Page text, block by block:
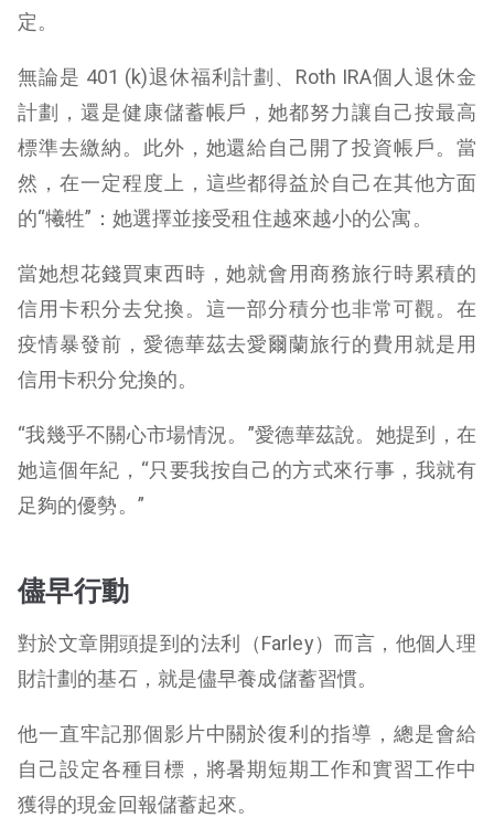
定。
無論是 401 (k)退休福利計劃、Roth IRA個人退休金
計劃，還是健康儲蓄帳戶，她都努力讓自己按最高
標準去繳納。此外，她還給自己開了投資帳戶。當
然，在一定程度上，這些都得益於自己在其他方面
的“犧牲”：她選擇並接受租住越來越小的公寓。
當她想花錢買東西時，她就會用商務旅行時累積的
信用卡积分去兌換。這一部分積分也非常可觀。在
疫情暴發前，愛德華茲去愛爾蘭旅行的費用就是用
信用卡积分兌換的。
“我幾乎不關心市場情​​況。”愛德華茲說。她提到，在
她這個年紀，“只要我按自己的方式來行事，我就有
足夠的優勢。”
儘早行動
對於文章開頭提到的法利（Farley）而言，他個人理
財計劃的基石，就是儘早養成儲蓄習慣。
他一直牢記那個影片中關於復利的指導，總是會給
自己設定各種目標，將暑期短期工作和實習工作中
獲得的現金回報儲蓄起來。